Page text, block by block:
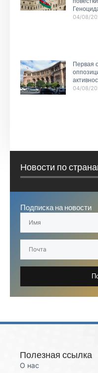
04/08/
Первая
04/08/
Новости по
Подписка на новости
Полезная ссылка
О нас